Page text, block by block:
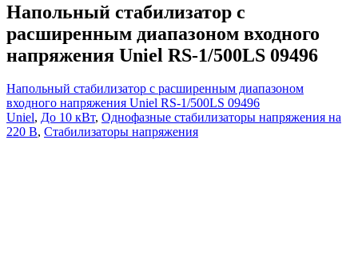
Напольный стабилизатор с
расширенным диапазоном входного
напряжения Uniel RS-1/500LS 09496
Напольный стабилизатор с расширенным диапазоном
входного напряжения Uniel RS-1/500LS 09496
Uniel, До 10 кВт, Однофазные стабилизаторы напряжения на
220 В, Стабилизаторы напряжения